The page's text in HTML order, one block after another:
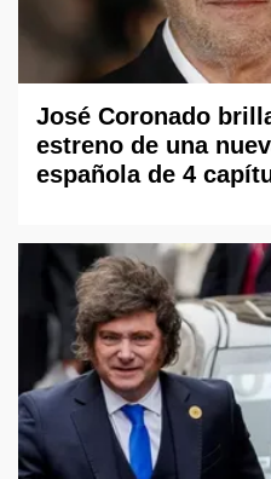
José Coronado
estreno de una
española de 4